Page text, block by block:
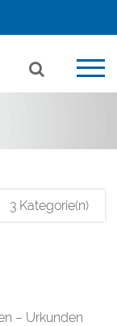
3 Kategorie(n)
– Urkunden